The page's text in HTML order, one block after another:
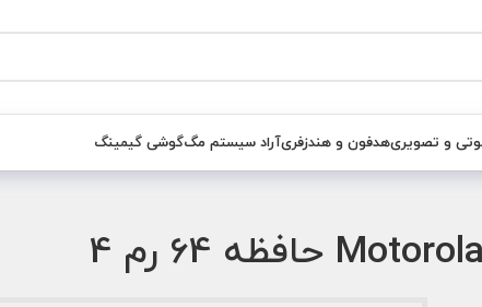
و تصویریهدفون و هندزفریآراد سیستم مگگوشی گیمینگ